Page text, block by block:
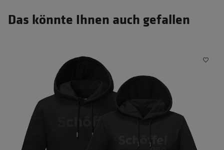
Das könnte Ihnen auch gefallen